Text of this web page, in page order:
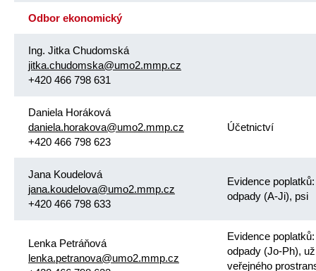
Odbor ekonomický
Ing. Jitka Chudomská
jitka.chudomska@umo2.mmp.cz
+420 466 798 631
Daniela Horáková
daniela.horakova@umo2.mmp.cz
+420 466 798 623
Účetnictví
Jana Koudelová
jana.koudelova@umo2.mmp.cz
+420 466 798 633
Evidence poplatků:
odpady (A-Ji), psi
Lenka Petráňová
lenka.petranova@umo2.mmp.cz
Evidence poplatků:
odpady (Jo-Ph),
veřejného